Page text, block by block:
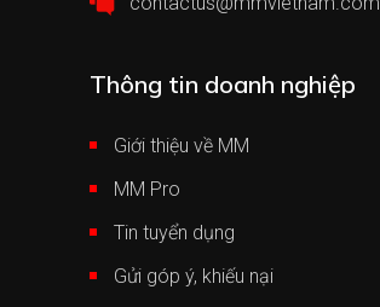
Thông tin doanh nghiệp
Giới thiệu về MM
MM Pro
Tin tuyển dụng
Gửi góp ý, khiếu nại